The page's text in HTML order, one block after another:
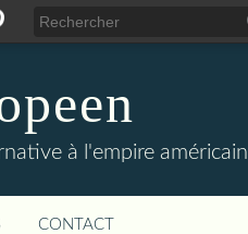
à l'empire américain
CONTACT